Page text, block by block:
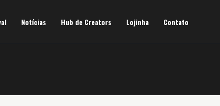
Notícias Hub de Creators Lojinha Contato